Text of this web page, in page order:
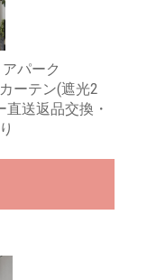
パーク
ーテン(遮光2
送返品交換・